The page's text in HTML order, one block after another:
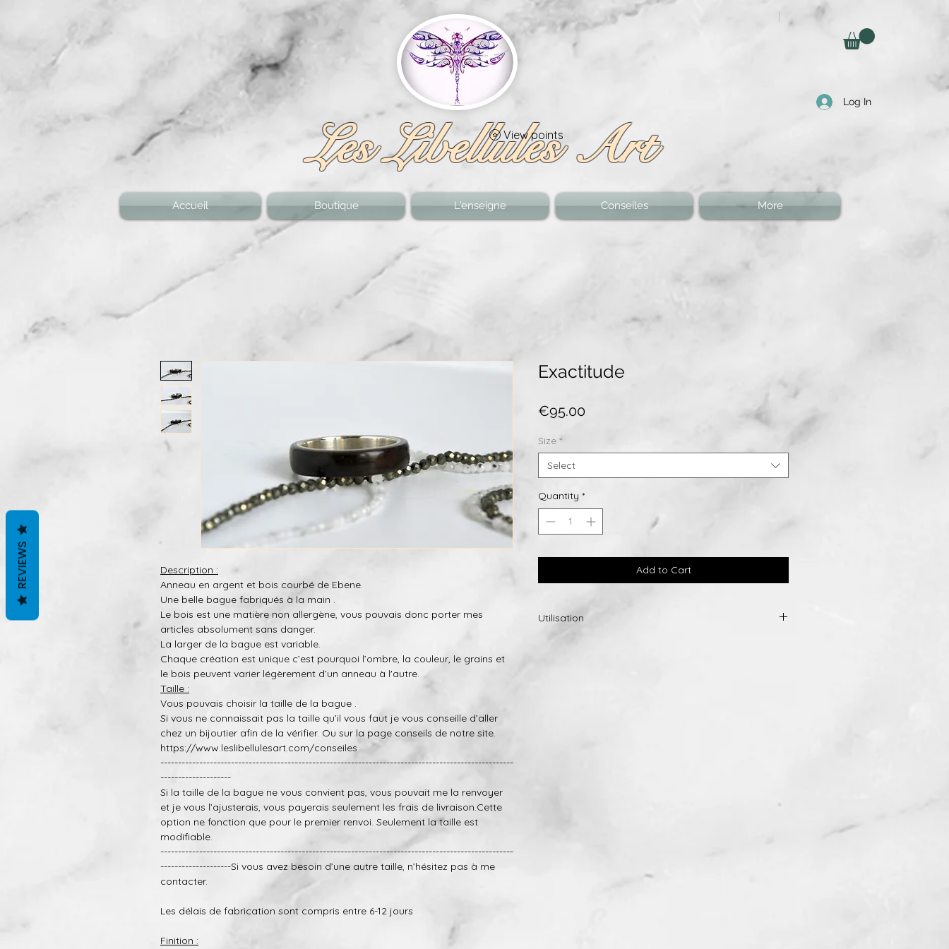
Les Libellules Art
Accueil Boutique L'enseigne Conseiles More
Log In
View points
Description :
Anneau en argent et bois courbé de Ebene.
Une belle bague fabriqués à la main .
Le bois est une matière non allergène, vous pouvais donc porter mes
articles absolument sans danger.
La larger de la bague est variable.
Chaque création est unique c’est pourquoi l’ombre, la couleur, le grains et
le bois peuvent varier légèrement d’un anneau à l'autre.
Taille :
Vous pouvais choisir la taille de la bague .
Si vous ne connaissait pas la taille qu’il vous faut je vous conseille d’aller
chez un bijoutier afin de la vérifier. Ou sur la page conseils de notre site.
https://www.leslibellulesart.com/conseiles
----------------------------------------------------------------------------------------------------
--------------------
Si la taille de la bague ne vous convient pas, vous pouvait me la renvoyer
et je vous l’ajusterais, vous payerais seulement les frais de livraison.Cette
option ne fonction que pour le premier renvoi. Seulement la taille est
modifiable.
----------------------------------------------------------------------------------------------------
--------------------Si vous avez besoin d’une autre taille, n’hésitez pas à me
contacter.
Les délais de fabrication sont compris entre 6-12 jours
Finition :
Exactitude
€95.00Price
Size *
Select
Quantity *
Add to Cart
Utilisation
REVIEWS